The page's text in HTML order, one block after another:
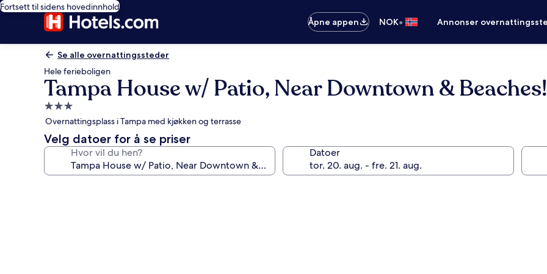
Fortsett til sidens hovedinnhold
Åpne appen
NOK• Annonser
Se alle overnattingssteder
Hele ferieboligen
Tampa House w/ Patio, Near Downtown & Beaches!
Overnattingssted
med
3.0
stjerner
Overnattingsplass i Tampa med kjøkken og terrasse
Velg datoer for å se priser
Hvor vil du hen? Datoer